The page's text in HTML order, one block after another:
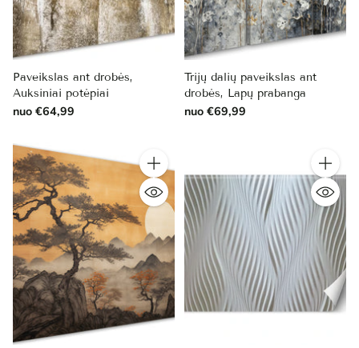
Paveikslas ant drobės,
Auksiniai potėpiai
nuo €64,99
Trijų dalių paveikslas ant
drobės, Lapų prabanga
nuo €69,99
Kiekis Kiekis